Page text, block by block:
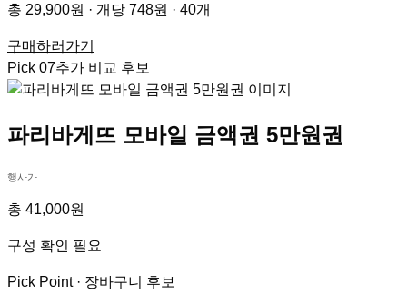
총 29,900원 · 개당 748원 · 40개
구매하러가기
Pick 07추가 비교 후보
파리바게뜨 모바일 금액권 5만원권
행사가
총 41,000원
구성 확인 필요
Pick Point · 장바구니 후보